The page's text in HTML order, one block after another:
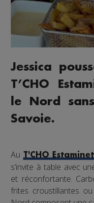
Jessica
T’CHO
le Nord
Savoie.
Au T'CHO Estaminet
s’invite à table avec
et réconfortante.
frites croustillantes